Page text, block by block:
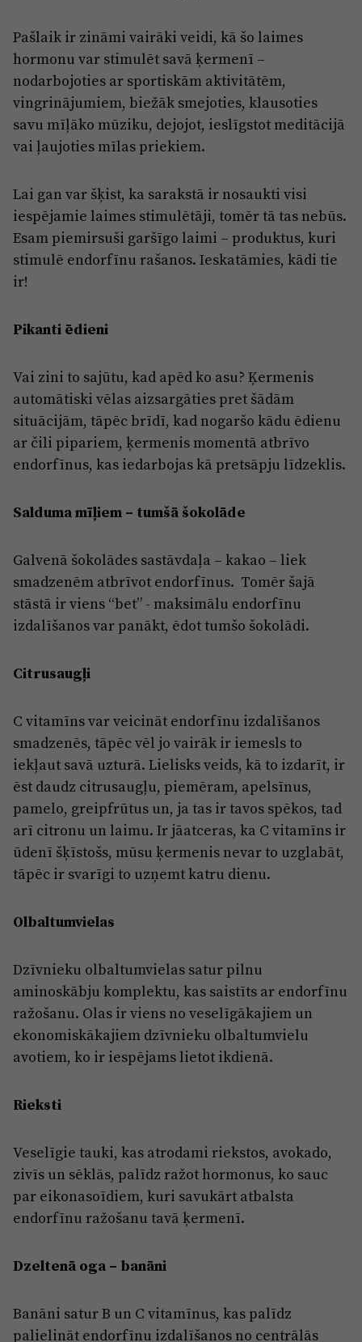
Pārredzamības paziņojumi
Sludinājumi
Pašlaik ir zināmi vairāki veidi, kā šo laimes
hormonu var stimulēt savā ķermenī –
nodarbojoties ar sportiskām aktivitātēm,
vingrinājumiem, biežāk smejoties, klausoties
savu mīļāko mūziku, dejojot, ieslīgstot meditācijā
vai ļaujoties mīlas priekiem.
Lai gan var šķist, ka sarakstā ir nosaukti visi
iespējamie laimes stimulētāji, tomēr tā tas nebūs.
Esam piemirsuši garšīgo laimi – produktus, kuri
stimulē endorfīnu rašanos. Ieskatāmies, kādi tie
ir!
Pikanti ēdieni
Vai zini to sajūtu, kad apēd ko asu? Ķermenis
automātiski vēlas aizsargāties pret šādām
situācijām, tāpēc brīdī, kad nogaršo kādu ēdienu
ar čili pipariem, ķermenis momentā atbrīvo
endorfīnus, kas iedarbojas kā pretsāpju līdzeklis.
Salduma mīļiem – tumšā šokolāde
Galvenā šokolādes sastāvdaļa – kakao – liek
smadzenēm atbrīvot endorfīnus. Tomēr šajā
stāstā ir viens “bet” - maksimālu endorfīnu
izdalīšanos var panākt, ēdot tumšo šokolādi.
Citrusaugļi
C vitamīns var veicināt endorfīnu izdalīšanos
smadzenēs, tāpēc vēl jo vairāk ir iemesls to
iekļaut savā uzturā. Lielisks veids, kā to izdarīt, ir
ēst daudz citrusaugļu, piemēram, apelsīnus,
pamelo, greipfrūtus un, ja tas ir tavos spēkos, tad
arī citronu un laimu. Ir jāatceras, ka C vitamīns ir
ūdenī šķīstošs, mūsu ķermenis nevar to uzglabāt,
tāpēc ir svarīgi to uzņemt katru dienu.
Olbaltumvielas
Dzīvnieku olbaltumvielas satur pilnu
aminoskābju komplektu, kas saistīts ar endorfīnu
ražošanu. Olas ir viens no veselīgākajiem un
ekonomiskākajiem dzīvnieku olbaltumvielu
avotiem, ko ir iespējams lietot ikdienā.
Rieksti
Veselīgie tauki, kas atrodami riekstos, avokado,
zivīs un sēklās, palīdz ražot hormonus, ko sauc
par eikonasoīdiem, kuri savukārt atbalsta
endorfīnu ražošanu tavā ķermenī.
Dzeltenā oga – banāni
Banāni satur B un C vitamīnus, kas palīdz
palielināt endorfīnu izdalīšanos no centrālās